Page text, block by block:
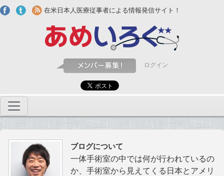
Skip to main content
在米日本人医療従事者による情報発信サイト！
ログイン
ブログについて
一体手術室の中では何が行われているの
か、手術室から見えてくる日本とアメリ